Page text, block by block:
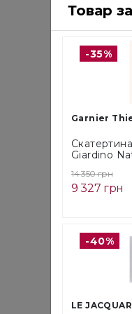
Товар
-35%
Garnier
Giardino
14 350 грн
9 327 грн
-40%
LE